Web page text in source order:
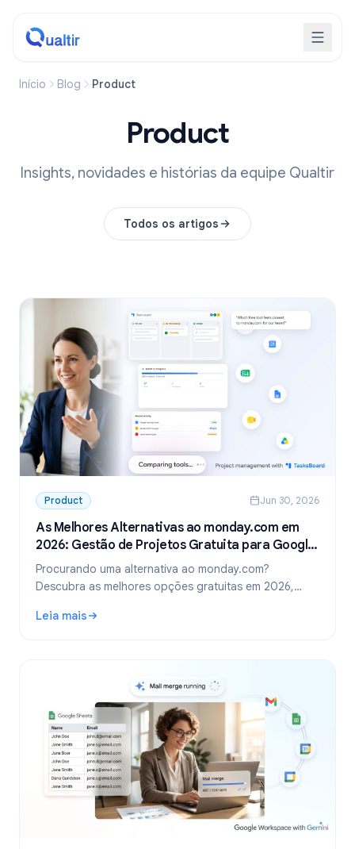
Início Blog Product
Product
Insights, novidades e histórias da equipe Qualtir
Todos os artigos
Product Jun 30, 2026
As Melhores Alternativas ao monday.com em
2026: Gestão de Projetos Gratuita para Google
Workspace
Procurando uma alternativa ao monday.com?
Descubra as melhores opções gratuitas em 2026,
Google Workspace: o TasksBoard.
Leia mais
: As Melhores Alternativas ao monday.com em 2026: